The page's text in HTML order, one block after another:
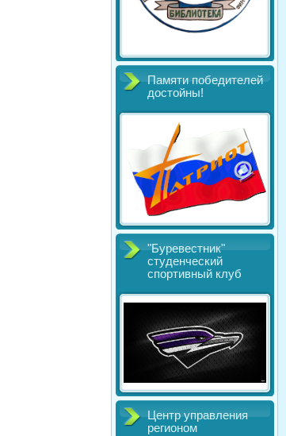
Памяти победителей
достойны!
"Буревестник"
студенческий
спортивный клуб
Центр управления
регионом